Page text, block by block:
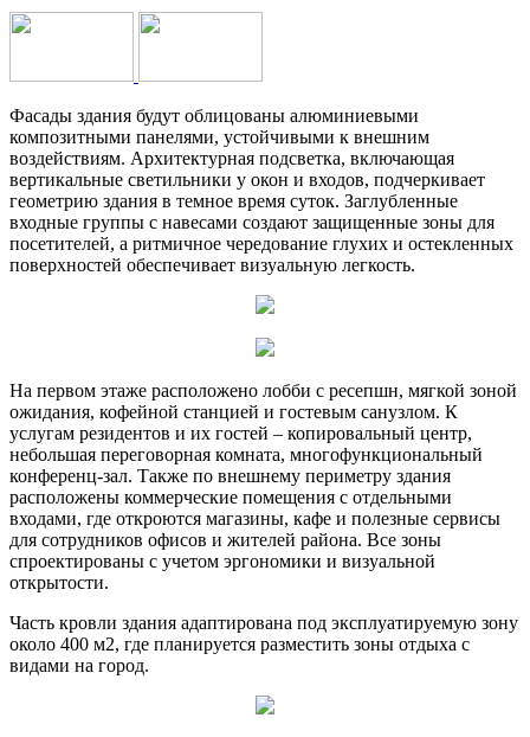
Фасады здания будут облицованы алюминиевыми
композитными панелями, устойчивыми к внешним
воздействиям. Архитектурная подсветка, включающая
вертикальные светильники у окон и входов, подчеркивает
геометрию здания в темное время суток. Заглубленные
входные группы с навесами создают защищенные зоны для
посетителей, а ритмичное чередование глухих и остекленных
поверхностей обеспечивает визуальную легкость.
На первом этаже расположено лобби с ресепшн, мягкой зоной
ожидания, кофейной станцией и гостевым санузлом. К
услугам резидентов и их гостей – копировальный центр,
небольшая переговорная комната, многофункциональный
конференц-зал. Также по внешнему периметру здания
расположены коммерческие помещения с отдельными
входами, где откроются магазины, кафе и полезные сервисы
для сотрудников офисов и жителей района. Все зоны
спроектированы с учетом эргономики и визуальной
открытости.
Часть кровли здания адаптирована под эксплуатируемую зону
около 400 м2, где планируется разместить зоны отдыха с
видами на город.